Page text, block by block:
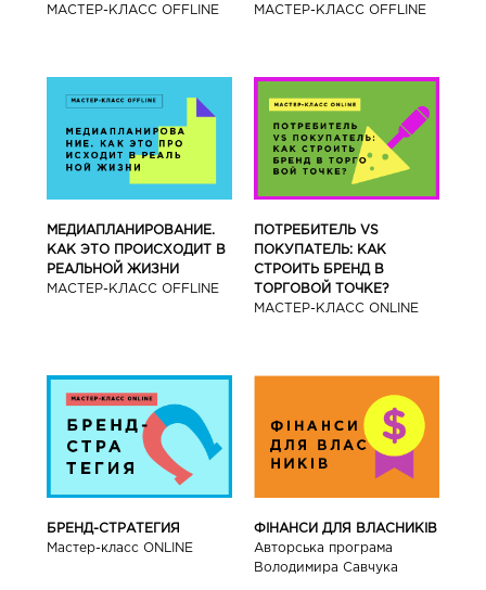
МАСТЕР-КЛАСС OFFLINE
МАСТЕР-КЛАСС OFFLINE
МЕДИАПЛАНИРОВАНИЕ.
КАК ЭТО ПРОИСХОДИТ В
РЕАЛЬНОЙ ЖИЗНИ
МАСТЕР-КЛАСС OFFLINE
ПОТРЕБИТЕЛЬ VS
ПОКУПАТЕЛЬ: КАК
СТРОИТЬ БРЕНД В
ТОРГОВОЙ ТОЧКЕ?
МАСТЕР-КЛАСС ONLINE
БРЕНД-СТРАТЕГИЯ
Мастер-класс ONLINE
ФІНАНСИ ДЛЯ ВЛАСНИКІВ
Авторська програма
Володимира Савчука